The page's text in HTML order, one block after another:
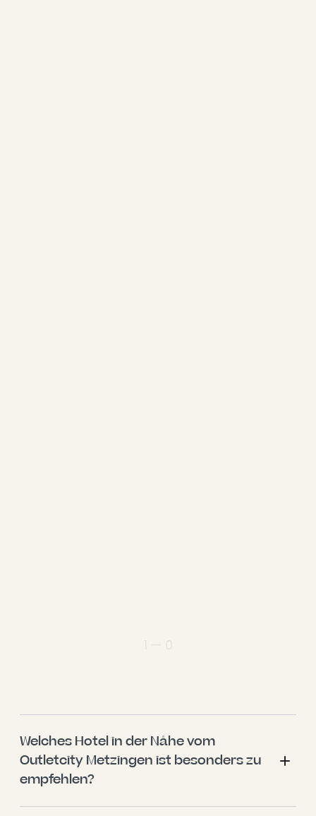
Welches Hotel in der Nähe vom
Outletcity Metzingen ist besonders zu
empfehlen?